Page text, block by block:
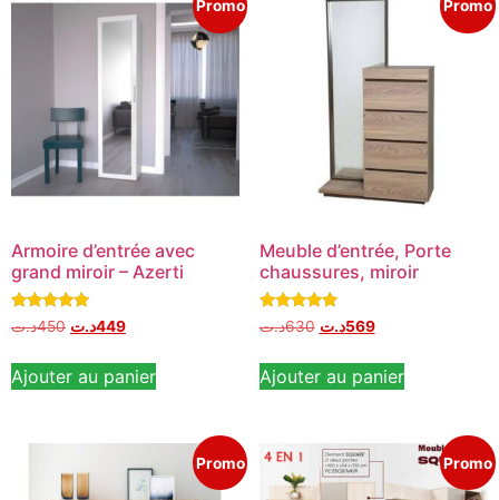
Promo
Armoire d’entrée avec
grand miroir – Azerti
Note
5.00
450د.ت 449د.ت
Ajouter au panier
Promo
Meuble d’entrée, Porte
chaussures, miroir
Note
5.00
630د.ت 569د.ت
Ajouter au panier
Promo Promo